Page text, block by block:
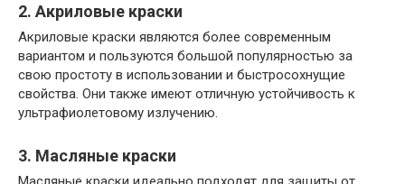
2. Акриловые краски
Акриловые краски являются более современным
вариантом и пользуются большой популярностью за
свою простоту в использовании и быстросохнущие
свойства. Они также имеют отличную устойчивость к
ультрафиолетовому излучению.
3. Масляные краски